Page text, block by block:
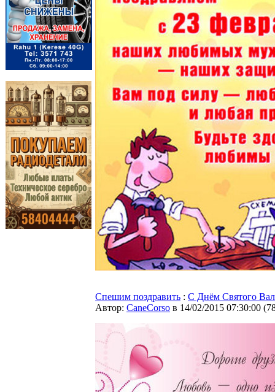
Спешим поздравить : C Днём Святого
Автор: CaneCorso в 14/02/2015 07:30:00 (